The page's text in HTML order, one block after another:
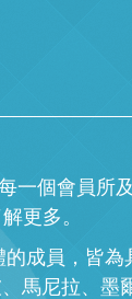
一個會員所
更多。
成員，皆
尼拉、墨